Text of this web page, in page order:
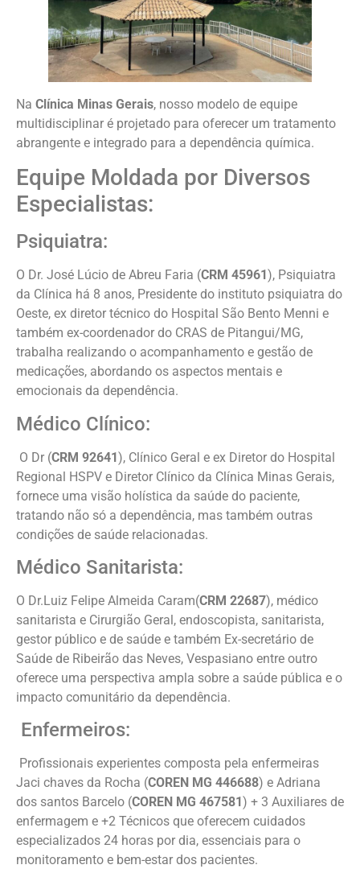
Na Clínica Minas Gerais, nosso modelo de equipe
multidisciplinar é projetado para oferecer um tratamento
abrangente e integrado para a dependência química.
Equipe Moldada por Diversos
Especialistas:
Psiquiatra:
O Dr. José Lúcio de Abreu Faria (CRM 45961), Psiquiatra
da Clínica há 8 anos, Presidente do instituto psiquiatra do
Oeste, ex diretor técnico do Hospital São Bento Menni e
também ex-coordenador do CRAS de Pitangui/MG,
trabalha realizando o acompanhamento e gestão de
medicações, abordando os aspectos mentais e
emocionais da dependência.
Médico Clínico:
O Dr (CRM 92641), Clínico Geral e ex Diretor do Hospital
Regional HSPV e Diretor Clínico da Clínica Minas Gerais,
fornece uma visão holística da saúde do paciente,
tratando não só a dependência, mas também outras
condições de saúde relacionadas.
Médico Sanitarista:
O Dr.Luiz Felipe Almeida Caram(CRM 22687), médico
sanitarista e Cirurgião Geral, endoscopista, sanitarista,
gestor público e de saúde e também Ex-secretário de
Saúde de Ribeirão das Neves, Vespasiano entre outro
oferece uma perspectiva ampla sobre a saúde pública e o
impacto comunitário da dependência.
Enfermeiros:
Profissionais experientes composta pela enfermeiras
Jaci chaves da Rocha (COREN MG 446688) e Adriana
dos santos Barcelo (COREN MG 467581) + 3 Auxiliares de
enfermagem e +2 Técnicos que oferecem cuidados
especializados 24 horas por dia, essenciais para o
monitoramento e bem-estar dos pacientes.